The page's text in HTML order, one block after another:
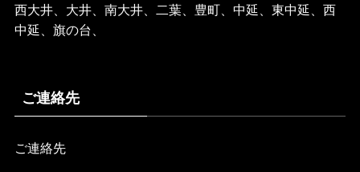
西大井、大井、南大井、二葉、豊町、中延、東中延、西
中延、旗の台、
ご連絡先
ご連絡先